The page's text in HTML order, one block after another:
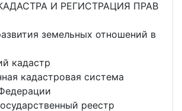
И РЕГИСТРАЦИЯ ПРАВ
земельных отношений в
кадастр
кадастровая система
реестр